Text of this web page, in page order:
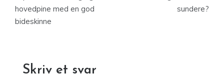
hovedpine med en god
bideskinne
sundere?
Skriv et svar